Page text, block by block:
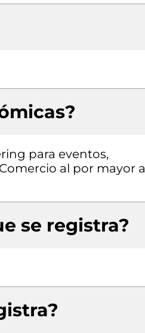
para eventos,
al por mayor a
se registra?